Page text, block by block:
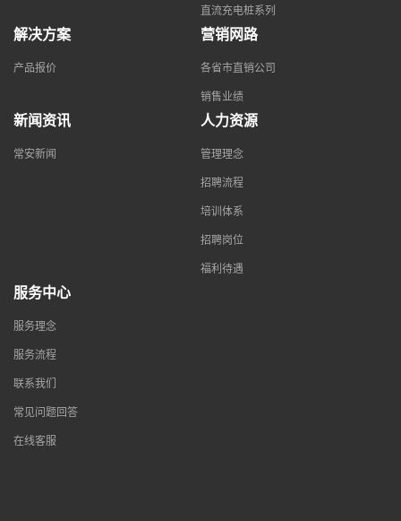
直流充电桩系列
解决方案
产品报价
营销网路
各省市直销公司
销售业绩
新闻资讯
常安新闻
人力资源
管理理念
招聘流程
培训体系
招聘岗位
福利待遇
服务中心
服务理念
服务流程
联系我们
常见问题回答
在线客服